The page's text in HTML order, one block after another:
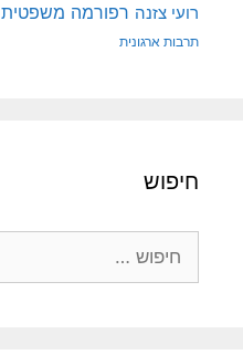
רועי צזנה רפורמה משפטית
תרבות ארגונית
חיפוש